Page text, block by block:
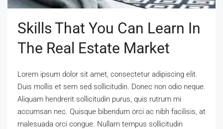
Skills That You Can Learn In
The Real Estate Market
Lorem ipsum dolor sit amet, consectetur adipiscing elit.
Duis mollis et sem sed sollicitudin. Donec non odio neque.
Aliquam hendrerit sollicitudin purus, quis rutrum mi
accumsan nec. Quisque bibendum orci ac nibh facilisis, at
malesuada orci congue. Nullam tempus sollicitudin